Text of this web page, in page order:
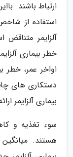
ارتباط باشند.
استفاده از
آلزایمر
خطر بیماری
اواخر عمر، خطر
دستکاری های
بیماری آلزایمر
سوء تغذیه و
هستند.